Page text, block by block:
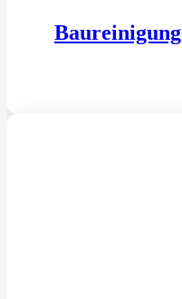
Baureinigung